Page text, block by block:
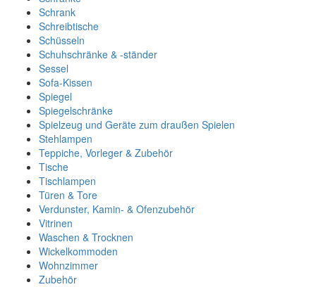
Schrank
Schreibtische
Schüsseln
Schuhschränke & -ständer
Sessel
Sofa-Kissen
Spiegel
Spiegelschränke
Spielzeug und Geräte zum draußen Spielen
Stehlampen
Teppiche, Vorleger & Zubehör
Tische
Tischlampen
Türen & Tore
Verdunster, Kamin- & Ofenzubehör
Vitrinen
Waschen & Trocknen
Wickelkommoden
Wohnzimmer
Zubehör